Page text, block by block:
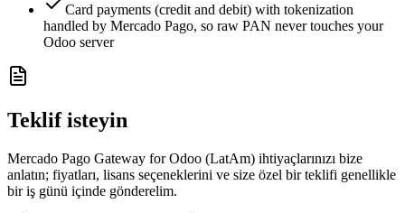
Card payments (credit and debit) with tokenization
handled by Mercado Pago, so raw PAN never touches your
Odoo server
Teklif isteyin
Mercado Pago Gateway for Odoo (LatAm) ihtiyaçlarınızı bize
anlatın; fiyatları, lisans seçeneklerini ve size özel bir teklifi genellikle
bir iş günü içinde gönderelim.